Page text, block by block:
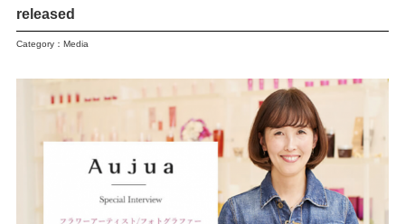
released
Category： Media